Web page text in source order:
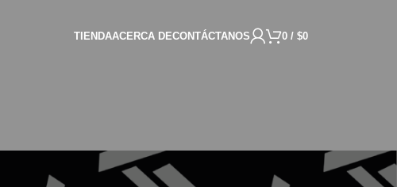
TIENDAACERCA DECONTÁCTANOS 0 / $0